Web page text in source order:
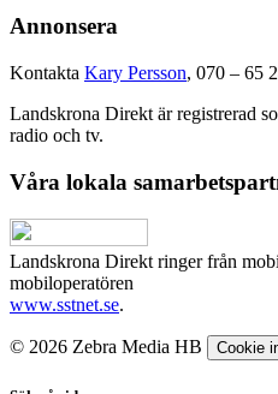
Annonsera
Kontakta Kary Persson, 070 – 65
Landskrona Direkt är registrerad
radio och tv.
Våra lokala
Landskrona Direkt ringer från
mobiloperatören
www.sstnet.se.
© 2026 Zebra Media HB Cookie